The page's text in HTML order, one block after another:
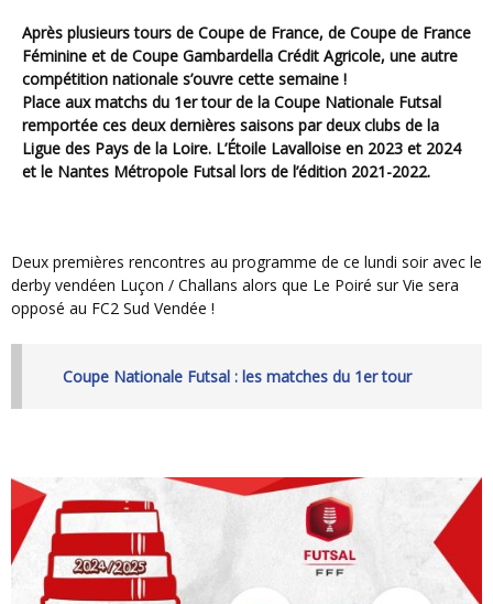
Après plusieurs tours de Coupe de France, de Coupe de France
Féminine et de Coupe Gambardella Crédit Agricole, une autre
compétition nationale s’ouvre cette semaine !
Place aux matchs du 1er tour de la Coupe Nationale Futsal
remportée ces deux dernières saisons par deux clubs de la
Ligue des Pays de la Loire. L’Étoile Lavalloise en 2023 et 2024
et le Nantes Métropole Futsal lors de l’édition 2021-2022.
Deux premières rencontres au programme de ce lundi soir avec le
derby vendéen Luçon / Challans alors que Le Poiré sur Vie sera
opposé au FC2 Sud Vendée !
Coupe Nationale Futsal : les matches du 1er tour